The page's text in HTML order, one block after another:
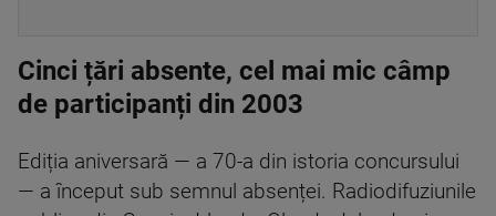
Cinci țări absente, cel mai mic câmp
de participanți din 2003
Ediția aniversară — a 70-a din istoria concursului
— a început sub semnul absenței. Radiodifuziunile